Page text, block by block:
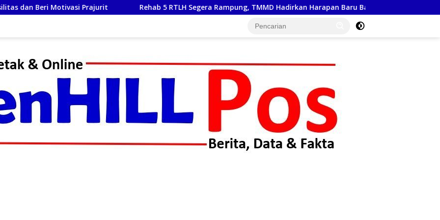
Prajurit Rehab 5 RTLH Segera Rampung, TMMD Hadirkan Harapan Baru Bagi Warga Desa Sijarango